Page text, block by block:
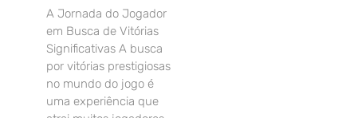
A Jornada do Jogador
em Busca de Vitórias
Significativas A busca
por vitórias prestigiosas
no mundo do jogo é
uma experiência que